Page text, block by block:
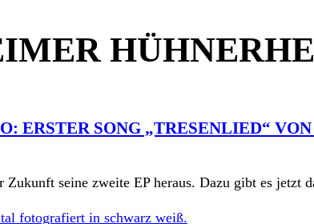
ERSTER SONG „TRESENLIED“
seine zweite EP heraus. Dazu gibt es jetzt